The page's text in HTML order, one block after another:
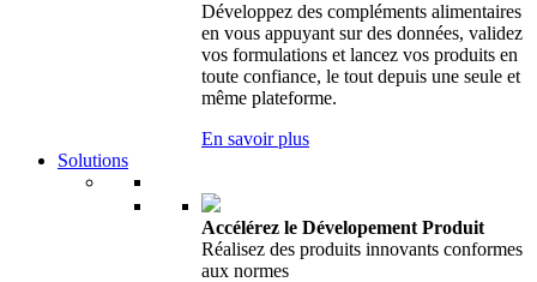
Développez des compléments alimentaires
en vous appuyant sur des données, validez
vos formulations et lancez vos produits en
toute confiance, le tout depuis une seule et
même plateforme.
En savoir plus
Solutions
Accélérez le Dévelopement Produit
Réalisez des produits innovants conformes
aux normes